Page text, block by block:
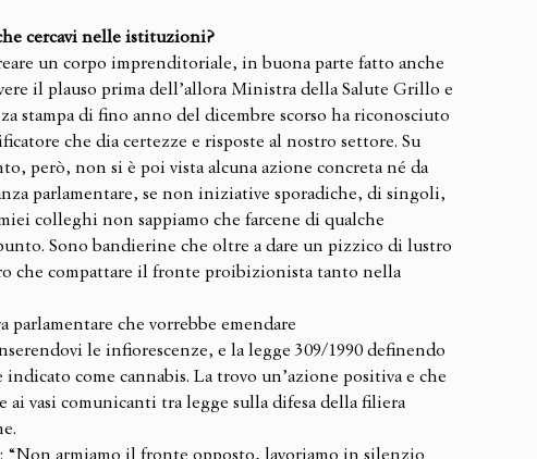
cercavi nelle istituzioni?
un corpo imprenditoriale, in buona parte fatto anche
il plauso prima dell’allora Ministra della Salute Grillo e
stampa di fino anno del dicembre scorso ha riconosciuto
che dia certezze e risposte al nostro settore. Su
però, non si è poi vista alcuna azione concreta né da
parlamentare, se non iniziative sporadiche, di singoli,
colleghi non sappiamo che farcene di qualche
Sono bandierine che oltre a dare un pizzico di lustro
che compattare il fronte proibizionista tanto nella
che vorrebbe emendare
le infiorescenze, e la legge 309/1990 definendo
come cannabis. La trovo un’azione positiva e che
vasi comunicanti tra legge sulla difesa della filiera